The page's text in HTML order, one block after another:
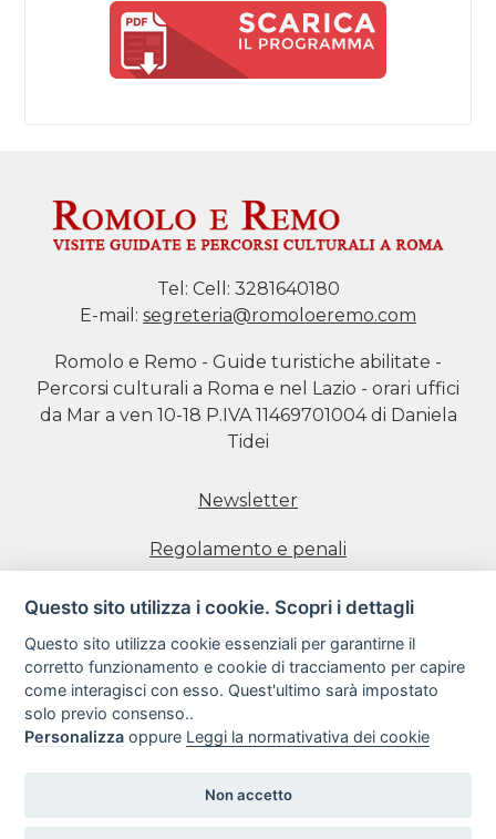
Tel: Cell: 3281640180
E-mail: segreteria@romoloeremo.com
Romolo e Remo - Guide turistiche abilitate -
Percorsi culturali a Roma e nel Lazio - orari uffici
da Mar a ven 10-18 P.IVA 11469701004 di Daniela
Tidei
Newsletter
Regolamento e penali
Prenotazione visite
Informativa estesa sull'uso dei Cookie
Informativa sulla Privacy
Condizioni di utilizzo del sito web
Questo sito utilizza i cookie. Scopri i dettagli
Questo sito utilizza cookie essenziali per garantirne il
corretto funzionamento e cookie di tracciamento per capire
come interagisci con esso. Quest'ultimo sarà impostato
solo previo consenso..
Personalizza oppure Leggi la normativativa dei cookie
Non accetto